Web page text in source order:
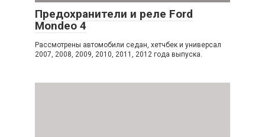
Предохранители и реле Ford
Mondeo 4
Рассмотрены автомобили седан, хетчбек и универсал
2007, 2008, 2009, 2010, 2011, 2012 года выпуска.